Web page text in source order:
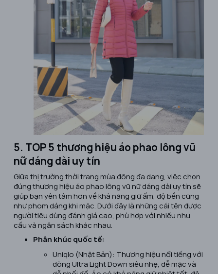
5. TOP 5 thương hiệu áo phao lông vũ
nữ dáng dài uy tín
Giữa thị trường thời trang mùa đông đa dạng, việc chọn
đúng thương hiệu áo phao lông vũ nữ dáng dài uy tín sẽ
giúp bạn yên tâm hơn về khả năng giữ ấm, độ bền cũng
như phom dáng khi mặc. Dưới đây là những cái tên được
người tiêu dùng đánh giá cao, phù hợp với nhiều nhu
cầu và ngân sách khác nhau.
Phân khúc quốc tế:
Uniqlo (Nhật Bản): Thương hiệu nổi tiếng với
dòng Ultra Light Down siêu nhẹ, dễ mặc và